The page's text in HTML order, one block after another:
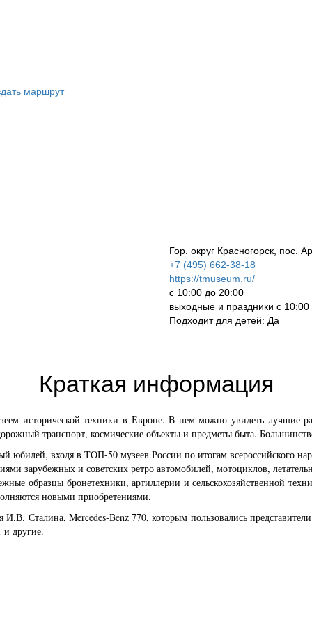
маршрут
Гор. округ Красногорск, пос.
+7 (495) 662-38-18
https://tmuseum.ru/
с 10:00 до 20:00
выходные и праздники с
Подходит для детей: Да
Краткая информация
исторической техники в Европе. В нем можно увидеть лучшие
транспорт, космические объекты и предметы быта.
юбилей, входя в ТОП-50 музеев России по итогам
зарубежных и советских ретро автомобилей, мотоциклов,
образцы бронетехники, артиллерии и сельскохозяйственной
новыми приобретениями.
Сталина, Mercedes-Benz 770, которым пользовались
другие.